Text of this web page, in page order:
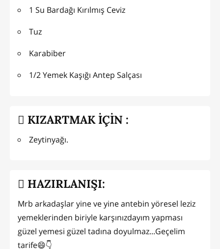
1 Su Bardağı Kırılmış Ceviz
Tuz
Karabiber
1/2 Yemek Kaşığı Antep Salçası
KIZARTMAK İÇİN :
Zeytinyağı.
HAZIRLANIŞI:
Mrb arkadaşlar yine ve yine antebin yöresel leziz
yemeklerinden biriyle karşınızdayım yapması
güzel yemesi güzel tadına doyulmaz...Geçelim
tarife😄👇